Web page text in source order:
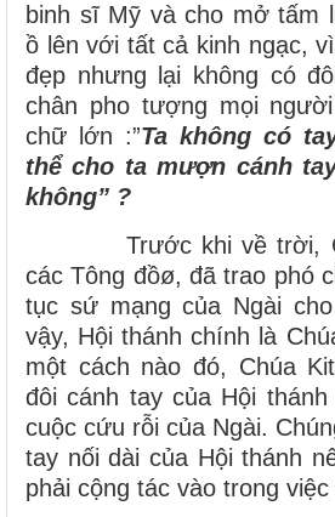
binh sĩ Mỹ và cho mở tấm
ồ lên với tất cả kinh ngạc,
đẹp nhưng lại không có
chân pho tượng mọi
chữ lớn :”Ta không có
thể cho ta mượn cánh
không” ?
Trước khi về trời,
các Tông đồø, đã trao phó
tục sứ mạng của Ngài
vậy, Hội thánh chính là
một cách nào đó, Chúa
đôi cánh tay của Hội
cuộc cứu rỗi của Ngài.
tay nối dài của Hội thánh
phải cộng tác vào trong